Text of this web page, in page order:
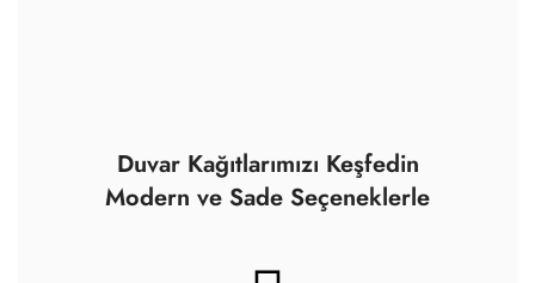
Duvar Kağıtlarımızı Keşfedin
Modern ve Sade Seçeneklerle